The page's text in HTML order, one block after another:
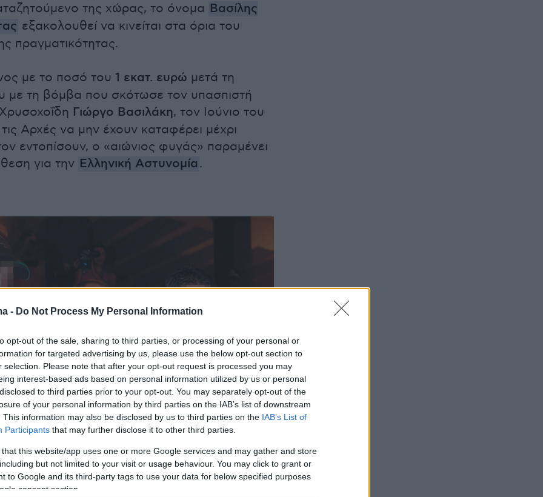
- Do Not Process My Personal Information
opt-out of the sale, sharing to third parties, or processing of your personal or
for targeted advertising by us, please use the below opt-out section to
selection. Please note that after your opt-out request is processed you may
interest-based ads based on personal information utilized by us or personal
to third parties prior to your opt-out. You may separately opt-out of the
of your personal information by third parties on the IAB’s list of downstream
This information may also be disclosed by us to third parties on the IAB’s List of
Participants that may further disclose it to other third parties.
that this website/app uses one or more Google services and may gather and store
but not limited to your visit or usage behaviour. You may click to grant or
to Google and its third-party tags to use your data for below specified purposes
consent section.
της χώρας, το όνομα Βασίλης
εξακολουθεί να κινείται στα όρια του
πραγματικότητας.
με το ποσό του 1 εκατ. ευρώ μετά τη
με τη βόμβα που σκότωσε τον υπασπιστή
Γιώργο Βασιλάκη, τον Ιούνιο του
Αρχές να μην έχουν καταφέρει μέχρι
εντοπίσουν, ο «αιώνιος φυγάς» παραμένει
για την Ελληνική Αστυνομία .